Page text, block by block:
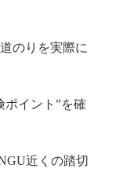
のりを実際に
ポイント”を確
近くの踏切